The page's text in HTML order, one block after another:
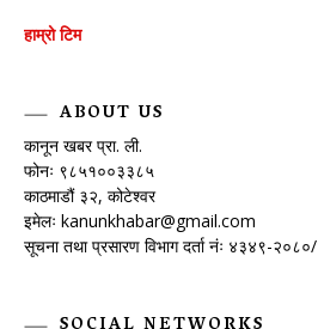
हाम्रो टिम
ABOUT US
कानून खबर प्रा. ली.
फोनः ९८५१००३३८५
काठमाडौं ३२, कोटेश्वर
इमेलः kanunkhabar@gmail.com
सूचना तथा प्रसारण विभाग दर्ता नंः ४३४९-